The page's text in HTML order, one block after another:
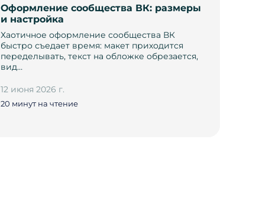
Оформление сообщества ВК: размеры
и настройка
Хаотичное оформление сообщества ВК
быстро съедает время: макет приходится
переделывать, текст на обложке обрезается,
вид…
12 июня 2026 г.
20 минут на чтение